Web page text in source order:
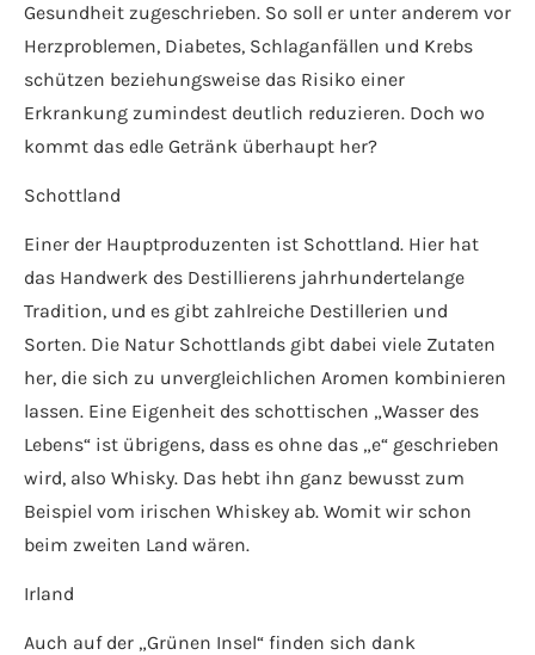
Gesundheit zugeschrieben. So soll er unter anderem vor
Herzproblemen, Diabetes, Schlaganfällen und Krebs
schützen beziehungsweise das Risiko einer
Erkrankung zumindest deutlich reduzieren. Doch wo
kommt das edle Getränk überhaupt her?
Schottland
Einer der Hauptproduzenten ist Schottland. Hier hat
das Handwerk des Destillierens jahrhundertelange
Tradition, und es gibt zahlreiche Destillerien und
Sorten. Die Natur Schottlands gibt dabei viele Zutaten
her, die sich zu unvergleichlichen Aromen kombinieren
lassen. Eine Eigenheit des schottischen „Wasser des
Lebens“ ist übrigens, dass es ohne das „e“ geschrieben
wird, also Whisky. Das hebt ihn ganz bewusst zum
Beispiel vom irischen Whiskey ab. Womit wir schon
beim zweiten Land wären.
Irland
Auch auf der „Grünen Insel“ finden sich dank